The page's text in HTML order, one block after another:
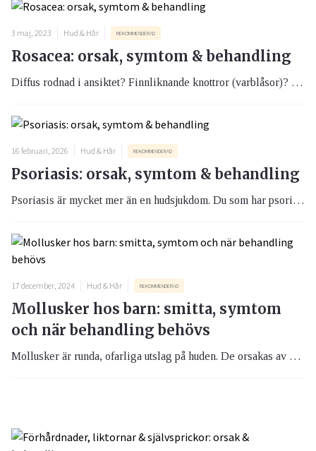
3 maj, 2023 Hud & Hår REKOMMENDERAD
Rosacea: orsak, symtom & behandling
Diffus rodnad i ansiktet? Finnliknande knottror (varblåsor)? Svullnader av näsan? Har du något av dessa besvär kan du har drabbats av rosacea.
16 februari, 2026 Hud & Hår REKOMMENDERAD
Psoriasis: orsak, symtom & behandling
Psoriasis är mycket mer än en hudsjukdom. Du som har psoriasis kan påverkas fysiskt, psykiskt och socialt men det finns hjälp att få, dels moderna behandlingar och möjlighet att samtala med din specialistläkare för att optimera just din behandling.
17 december, 2024 Hud & Hår REKOMMENDERAD
Mollusker hos barn: smitta, symtom
och när behandling behövs
Mollusker är runda, ofarliga utslag på huden. De orsakas av ett virus (Molluscum contagiosum virus, MCV) och är vanligast hos barn.